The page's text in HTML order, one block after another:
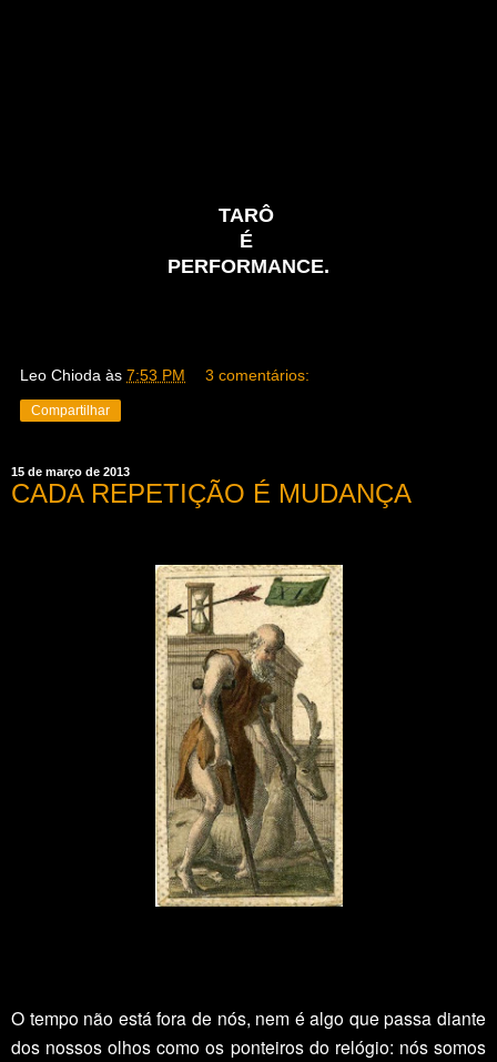
TARÔ
É
PERFORMANCE.
Leo Chioda às 7:53 PM 3 comentários:
Compartilhar
15 de março de 2013
CADA REPETIÇÃO É MUDANÇA
O tempo não está fora de nós, nem é algo que passa diante
dos nossos olhos como os ponteiros do relógio: nós somos